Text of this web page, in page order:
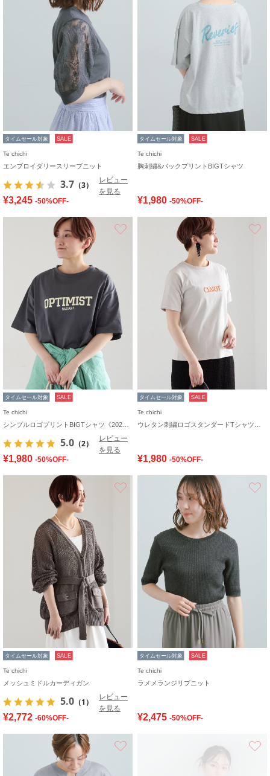
タイムセール対象 SALE
Te chichi
エンブロイダリースリーブニット
3.7 （3）
レビュー
を見る
¥3,245 -50%OFF-
タイムセール対象 SALE
Te chichi
胸刺繍&バックプリントBIGTシャツ
¥1,980 -50%OFF-
タイムセール対象 SALE
Te chichi
5.0 （2）
レビュー
を見る
¥1,980 -50%OFF-
タイムセール対象 SALE
Te chichi
¥1,980 -50%OFF-
タイムセール対象 SALE
Te chichi
メッシュミドルカーディガン
5.0 （1）
レビュー
を見る
¥2,772 -60%OFF-
タイムセール対象 SALE
Te chichi
ラメメランジリブニット
¥2,475 -50%OFF-